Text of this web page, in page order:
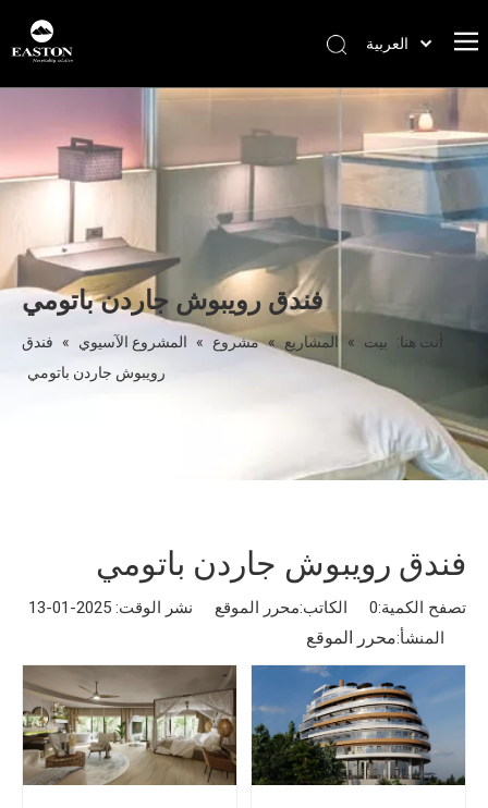
العربية
Pусский
Français
فندق رويبوش جاردن باتومي
أنت هنا: بيت » المشاريع » مشروع » المشروع الآسيوي » فندق
رويبوش جاردن باتومي
فندق رويبوش جاردن باتومي
تصفح الكمية:0
الكاتب:محرر الموقع نشر الوقت: 2025-01-13
المنشأ:محرر الموقع